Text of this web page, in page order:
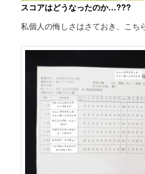
スコアはどうなったのか…???
私個人の悔しさはさておき、こち